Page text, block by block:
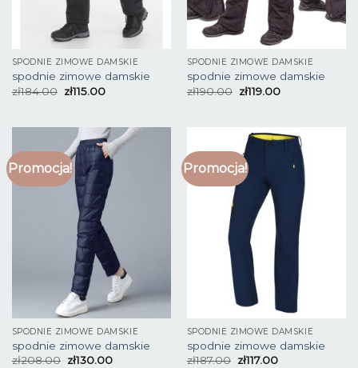
SPODNIE ZIMOWE DAMSKIE
spodnie zimowe damskie
zł184.00 zł115.00
SPODNIE ZIMOWE DAMSKIE
spodnie zimowe damskie
zł190.00 zł119.00
Promocja!
SPODNIE ZIMOWE DAMSKIE
spodnie zimowe damskie
zł208.00 zł130.00
Promocja!
SPODNIE ZIMOWE DAMSKIE
spodnie zimowe damskie
zł187.00 zł117.00